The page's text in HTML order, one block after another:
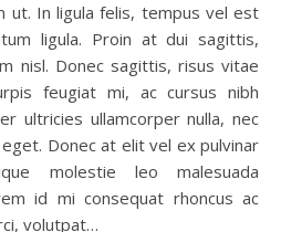
ut. In ligula felis, tempus vel est
ligula. Proin at dui sagittis,
nisl. Donec sagittis, risus vitae
feugiat mi, ac cursus nibh
ultricies ullamcorper nulla, nec
Donec at elit vel ex pulvinar
molestie leo malesuada
id mi consequat rhoncus ac
volutpat…